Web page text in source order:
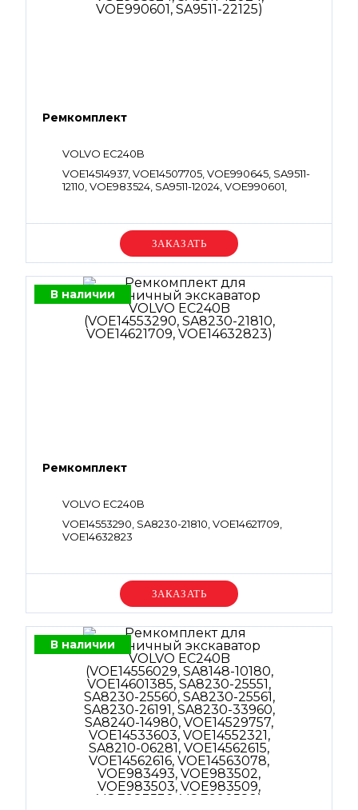
Ремкомплект
VOLVO EC240B
VOE14514937, VOE14507705, VOE990645, SA9511-
12110, VOE983524, SA9511-12024, VOE990601,
Уточняйте цену
В наличии
Ремкомплект
VOLVO EC240B
VOE14553290, SA8230-21810, VOE14621709,
VOE14632823
Уточняйте цену
В наличии